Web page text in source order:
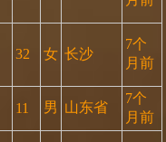
32 女 长沙
7个
月前
11 男 山东省
7个
月前